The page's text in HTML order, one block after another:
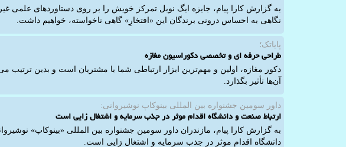
به گزارش کارا پیام، جایزه ایگ نوبل تمرکز خویش را بر روی دستاوردهای علمی
نگاهی به احساس درونی برندگان این «افتخارِ» گاهی ناخواسته، خواهیم داشت.
پایاتک؛
طراحی حرفه ای و تخصصی دکوراسیون مغازه
دکور مغازه، اولین و مهم‌ترین ابزار ارتباطی شما با مشتریان است و بدین ترتیب
آن‌ها تأثیر بگذارد.
داور سومین جشنواره بین المللی بینوكاپ نوشیروانی:
ارتباط صنعت و دانشگاه اقدام موثر در جذب سرمایه و اشتغال زایی است
به گزارش کارا پیام، مازندران داور سومین جشنواره بین المللی «بینوکاپ»
دانشگاه اقدام موثر در جذب سرمایه و اشتغال زایی است.